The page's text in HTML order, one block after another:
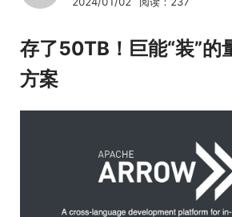
存了50TB！巨能“装”的
方案